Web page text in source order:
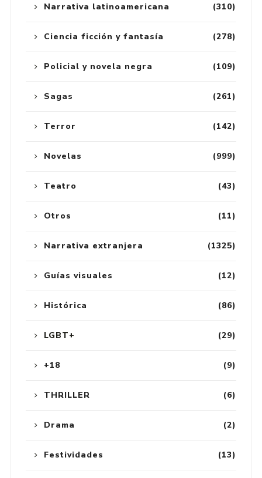
(310)
Narrativa latinoamericana
(278)
Ciencia ficción y fantasía
(109)
Policial y novela negra
(261)
Sagas
(142)
Terror
(999)
Novelas
(43)
Teatro
(11)
Otros
(1325)
Narrativa extranjera
(12)
Guías visuales
(86)
Histórica
(29)
LGBT+
(9)
+18
(6)
THRILLER
(2)
Drama
(13)
Festividades